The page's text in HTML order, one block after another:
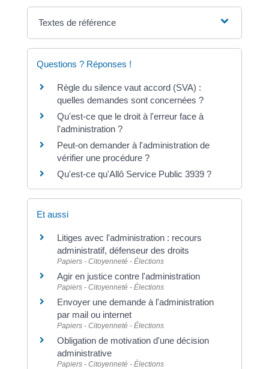
Textes de référence
Questions ? Réponses !
Règle du silence vaut accord (SVA) :
quelles demandes sont concernées ?
Qu'est-ce que le droit à l'erreur face à
l'administration ?
Peut-on demander à l'administration de
vérifier une procédure ?
Qu'est-ce qu'Allô Service Public 3939 ?
Et aussi
Litiges avec l'administration : recours
administratif, défenseur des droits
Papiers - Citoyenneté - Élections
Agir en justice contre l'administration
Papiers - Citoyenneté - Élections
Envoyer une demande à l'administration
par mail ou internet
Papiers - Citoyenneté - Élections
Obligation de motivation d'une décision
administrative
Papiers - Citoyenneté - Élections